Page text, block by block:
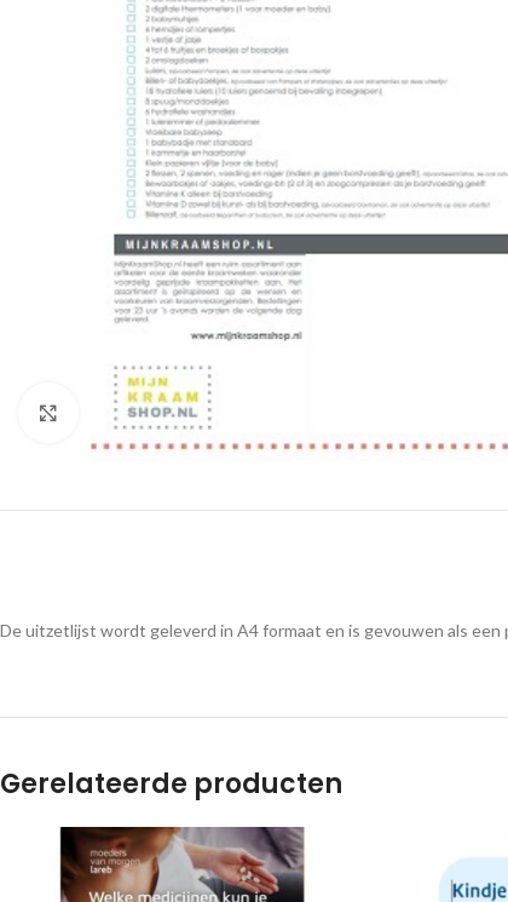
Klik om te vergroten
De uitzetlijst wordt geleverd in A4 formaat en is gevouwen als
Gerelateerde producten